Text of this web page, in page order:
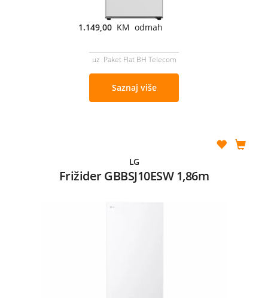
1.149,00 KM odmah
uz Paket Flat BH Telecom
Saznaj više
LG
Frižider GBBSJ10ESW 1,86m